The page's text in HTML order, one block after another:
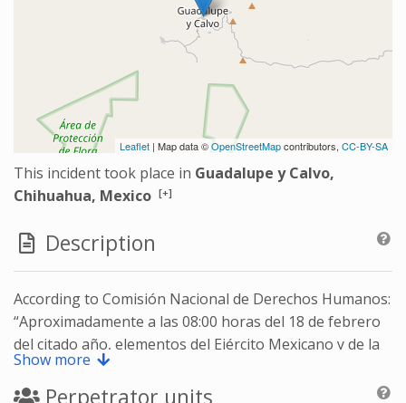
Leaflet | Map data ©OpenStreetMapcontributors, CC-BY-SA
This incident took place in Guadalupe y Calvo,
Chihuahua, Mexico [+]
Description
According to Comisión Nacional de Derechos Humanos:
“Aproximadamente a las 08:00 horas del 18 de febrero
del citado año, elementos del Ejército Mexicano y de la
Policía Ministerial de la Procuraduría General de Justicia
del Estado de Chihuahua, hoy Fiscalía General de
Show more
Perpetrator units